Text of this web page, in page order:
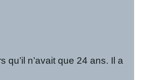
n’avait que 24 ans. Il a